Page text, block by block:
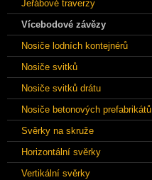
Jeřábové traverzy
Vícebodové závězy
Nosiče lodních kontejnérů
Nosiče svitků
Nosiče svitků drátu
Nosiče betonových prefabrikátů
Svěrky na skruže
Horizontální svěrky
Vertikální svěrky